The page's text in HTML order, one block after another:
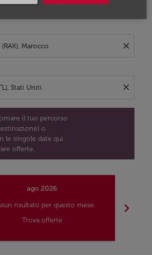
close
close
il tuo percorso
o
le singole date qui
offerte.
ago 2026
risultato per questo mese.
Trova offerte
chevron_right